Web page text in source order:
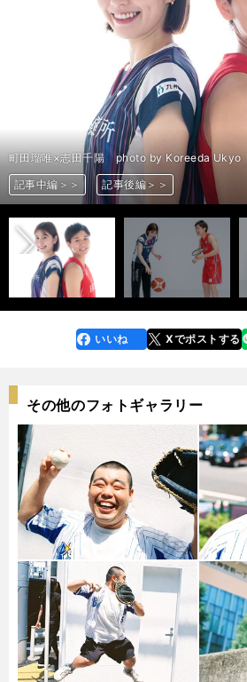
町田瑠唯×志田千陽 photo by Koreeda Ukyo
記事中編＞＞
記事後編＞＞
町田瑠唯×志田千陽 photo by Koreeda Ukyo
記事中編＞＞
記事後編＞＞
町田瑠唯×志田千陽 photo by Koreeda Ukyo
記事中編＞＞
記事後編＞＞
町田瑠唯×志田千陽 photo by Koreeda Ukyo
記事中編＞＞
記事後編＞＞
町田瑠唯×志田千陽 photo by Koreeda Ukyo
記事中編＞＞
記事後編＞＞
町田瑠唯×志田千陽 photo by Koreeda Ukyo
記事中編＞＞
記事後編＞＞
町田瑠唯×志田千陽 photo by Koreeda Ukyo
記事中編＞＞
記事後編＞＞
町田瑠唯×志田千陽 photo by Koreeda Ukyo
記事中編＞＞
記事後編＞＞
町田瑠唯×志田千陽 photo by Koreeda Ukyo
記事中編＞＞
記事後編＞＞
町田瑠唯×志田千陽 photo by Koreeda Ukyo
記事中編＞＞
記事後編＞＞
町田瑠唯×志田千陽 photo by Koreeda Ukyo
記事中編＞＞
記事後編＞＞
町田瑠唯×志田千陽 photo by Koreeda Ukyo
記事中編＞＞
記事後編＞＞
町田瑠唯×志田千陽 photo by Koreeda Ukyo
記事中編＞＞
記事後編＞＞
町田瑠唯×志田千陽 photo by Koreeda Ukyo
記事中編＞＞
記事後編＞＞
町田瑠唯×志田千陽 photo by Koreeda Ukyo
記事中編＞＞
記事後編＞＞
町田瑠唯×志田千陽 photo by Koreeda Ukyo
記事中編＞＞
記事後編＞＞
町田瑠唯×志田千陽 photo by Koreeda Ukyo
記事中編＞＞
記事後編＞＞
町田瑠唯×志田千陽 photo by Koreeda Ukyo
記事中編＞＞
記事後編＞＞
町田瑠唯×志田千陽 photo by Koreeda Ukyo
記事中編＞＞
記事後編＞＞
町田瑠唯×志田千陽 photo by Koreeda Ukyo
記事中編＞＞
記事後編＞＞
町田瑠唯×志田千陽 photo by Koreeda Ukyo
記事中編＞＞
記事後編＞＞
町田瑠唯×志田千陽 photo by Koreeda Ukyo
記事中編＞＞
記事後編＞＞
町田瑠唯×志田千陽 photo by Koreeda Ukyo
記事中編＞＞
記事後編＞＞
町田瑠唯×志田千陽 photo by Koreeda Ukyo
記事中編＞＞
記事後編＞＞
町田瑠唯×志田千陽 photo by Koreeda Ukyo
記事中編＞＞
記事後編＞＞
町田瑠唯×志田千陽 photo by Koreeda Ukyo
記事中編＞＞
記事後編＞＞
町田瑠唯×志田千陽 photo by Koreeda Ukyo
記事中編＞＞
記事後編＞＞
町田瑠唯×志田千陽 photo by Koreeda Ukyo
記事中編＞＞
記事後編＞＞
前へ
faceboo
k
いいね Xでポストする
line
その他のフォトギャラリー